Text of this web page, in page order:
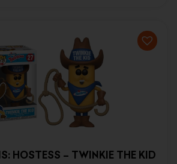
HOSTESS – TWINKIE THE KID